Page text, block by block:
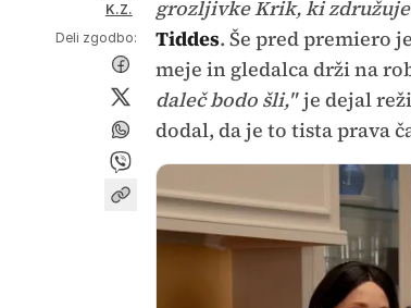
K.Z.
Deli zgodbo:
grozljivke Krik, ki
Tiddes. Še pred premiero
meje in gledalca drži na
daleč bodo šli,"je dejal
dodal, da je to tista prava